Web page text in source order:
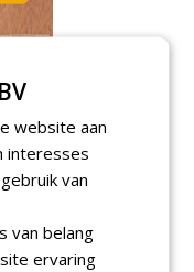
website aan
interesses
van
van belang
ervaring